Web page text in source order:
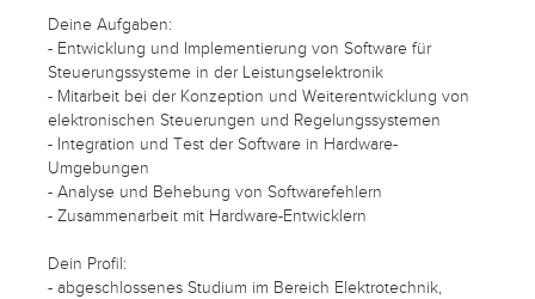
Deine Aufgaben:
- Entwicklung und Implementierung von Software für
Steuerungssysteme in der Leistungselektronik
- Mitarbeit bei der Konzeption und Weiterentwicklung von
elektronischen Steuerungen und Regelungssystemen
- Integration und Test der Software in Hardware-
Umgebungen
- Analyse und Behebung von Softwarefehlern
- Zusammenarbeit mit Hardware-Entwicklern
Dein Profil:
- abgeschlossenes Studium im Bereich Elektrotechnik,